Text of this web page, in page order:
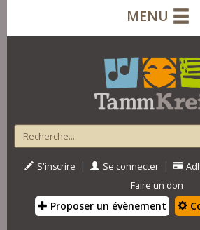
MENU
S'inscrire | Se connecter |
Faire un don
Proposer un évènement